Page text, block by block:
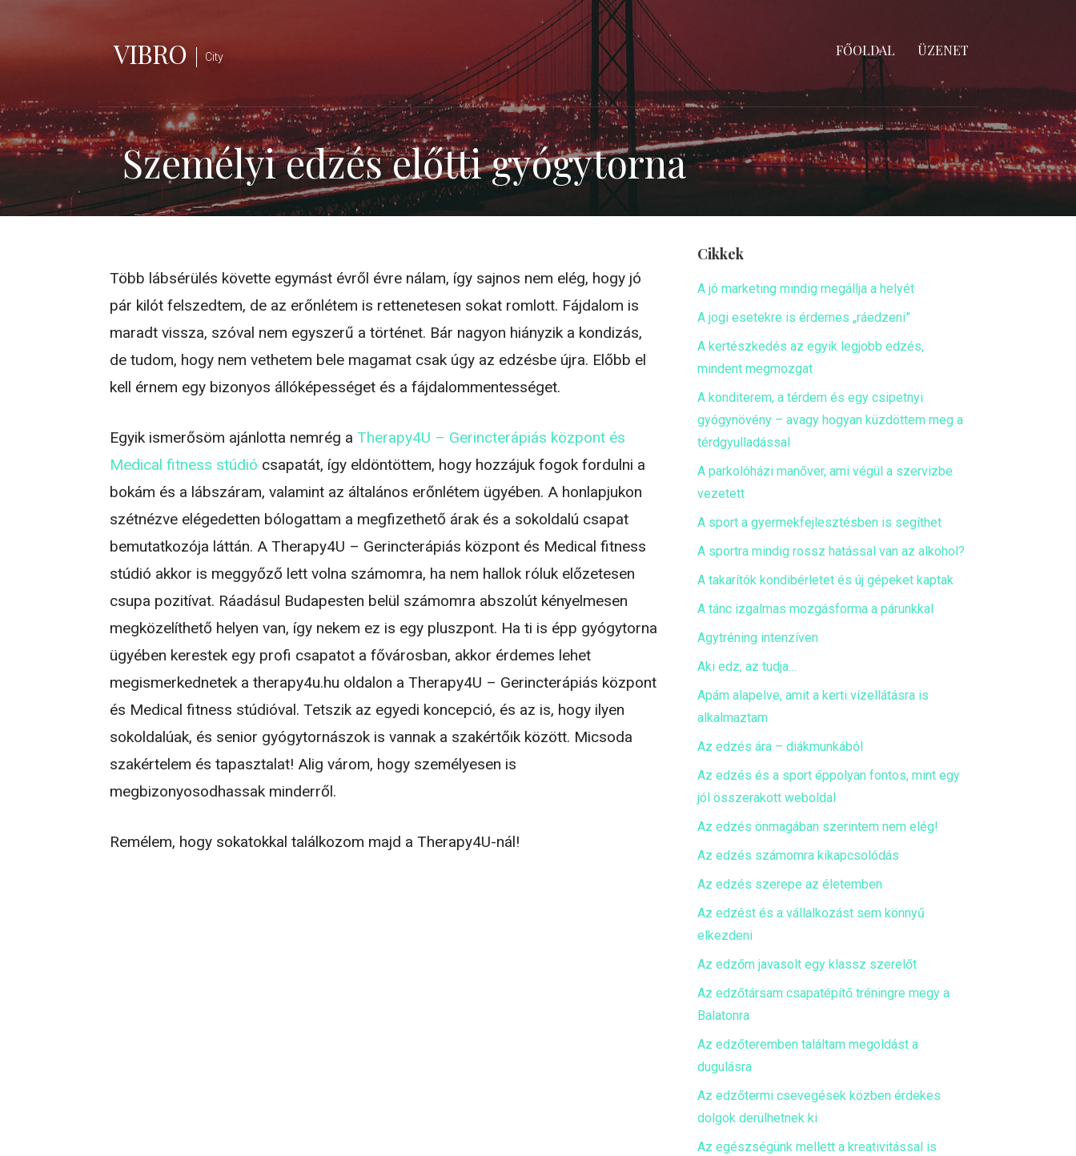
VIBRO City FŐOLDAL ÜZENET
Személyi edzés előtti gyógytorna
Több lábsérülés követte egymást évről évre nálam, így sajnos nem elég, hogy jó
pár kilót felszedtem, de az erőnlétem is rettenetesen sokat romlott. Fájdalom is
maradt vissza, szóval nem egyszerű a történet. Bár nagyon hiányzik a kondizás,
de tudom, hogy nem vethetem bele magamat csak úgy az edzésbe újra. Előbb el
kell érnem egy bizonyos állóképességet és a fájdalommentességet.
Egyik ismerősöm ajánlotta nemrég aTherapy4U – Gerincterápiás központ és
Medical fitness stúdió csapatát, így eldöntöttem, hogy hozzájuk fogok fordulni a
bokám és a lábszáram, valamint az általános erőnlétem ügyében. A honlapjukon
szétnézve elégedetten bólogattam a megfizethető árak és a sokoldalú csapat
bemutatkozója láttán. A Therapy4U – Gerincterápiás központ és Medical fitness
stúdió akkor is meggyőző lett volna számomra, ha nem hallok róluk előzetesen
csupa pozitívat. Ráadásul Budapesten belül számomra abszolút kényelmesen
megközelíthető helyen van, így nekem ez is egy pluszpont. Ha ti is épp gyógytorna
ügyében kerestek egy profi csapatot a fővárosban, akkor érdemes lehet
megismerkednetek a therapy4u.hu oldalon a Therapy4U – Gerincterápiás központ
és Medical fitness stúdióval. Tetszik az egyedi koncepció, és az is, hogy ilyen
sokoldalúak, és senior gyógytornászok is vannak a szakértőik között. Micsoda
szakértelem és tapasztalat! Alig várom, hogy személyesen is
megbizonyosodhassak minderről.
Remélem, hogy sokatokkal találkozom majd a Therapy4U-nál!
Cikkek
A jó marketing mindig megállja a helyét
A jogi esetekre is érdemes „ráedzeni”
A kertészkedés az egyik legjobb edzés,
mindent megmozgat
A konditerem, a térdem és egy csipetnyi
gyógynövény – avagy hogyan küzdöttem meg a
térdgyulladással
A parkolóházi manőver, ami végül a szervizbe
vezetett
A sport a gyermekfejlesztésben is segíthet
A sportra mindig rossz hatással van az alkohol?
A takarítók kondibérletet és új gépeket kaptak
A tánc izgalmas mozgásforma a párunkkal
Agytréning intenzíven
Aki edz, az tudja…
Apám alapelve, amit a kerti vízellátásra is
alkalmaztam
Az edzés ára – diákmunkából
Az edzés és a sport éppolyan fontos, mint egy
jól összerakott weboldal
Az edzés önmagában szerintem nem elég!
Az edzés számomra kikapcsolódás
Az edzés szerepe az életemben
Az edzést és a vállalkozást sem könnyű
elkezdeni
Az edzőm javasolt egy klassz szerelőt
Az edzőtársam csapatépítő tréningre megy a
Balatonra
Az edzőteremben találtam megoldást a
dugulásra
Az edzőtermi csevegések közben érdekes
dolgok derülhetnek ki
Az egészségünk mellett a kreativitással is